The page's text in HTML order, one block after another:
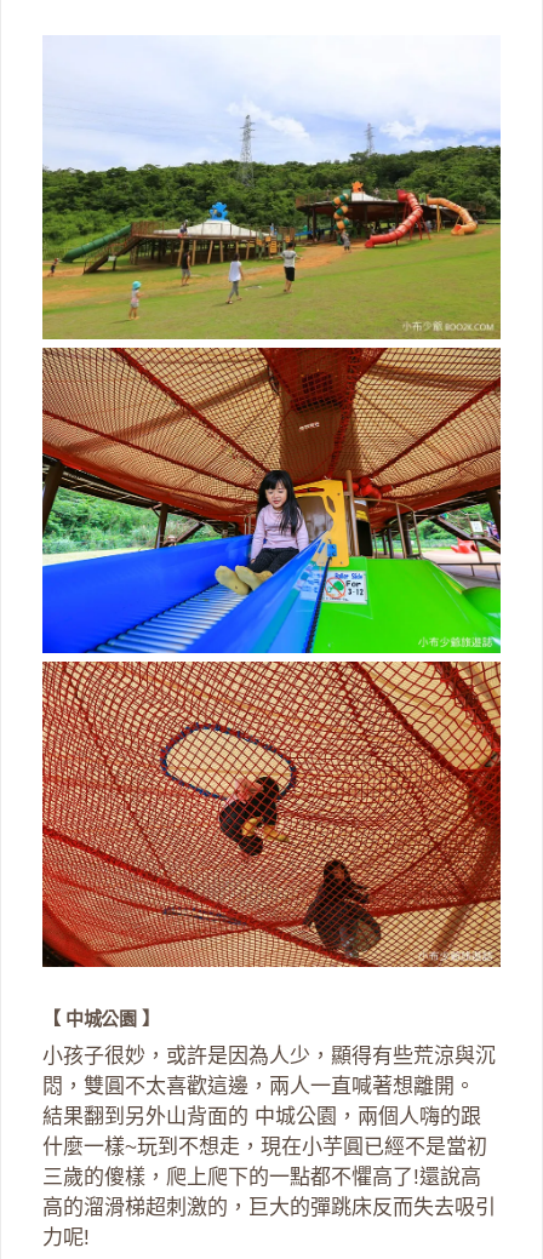
【 中城公園 】
小孩子很妙，或許是因為人少，顯得有些荒涼與沉
悶，雙圓不太喜歡這邊，兩人一直喊著想離開。
結果翻到另外山背面的 中城公園，兩個人嗨的跟
什麼一樣~玩到不想走，現在小芋圓已經不是當初
三歲的傻樣，爬上爬下的一點都不懼高了!還說高
高的溜滑梯超刺激的，巨大的彈跳床反而失去吸引
力呢!